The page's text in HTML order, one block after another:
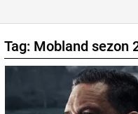
Tag: Mobland sezon